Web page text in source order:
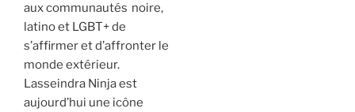
aux communautés noire,
latino et LGBT+ de
s’affirmer et d’affronter le
monde extérieur.
Lasseindra Ninja est
aujourd’hui une icône